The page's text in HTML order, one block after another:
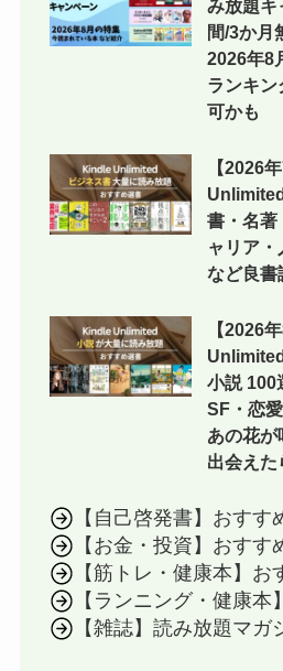
み放題キ
間/3か月
2026年8
ランキン
可かも
【2026
書・名著
ャリア
など良書
【2026
小説 100
SF・恋
あの花が
出会えた
【自己啓発書】おすす
【お金・投資】おすす
【筋トレ・健康本】お
【ランニング・健康本
【雑誌】読み放題マガ